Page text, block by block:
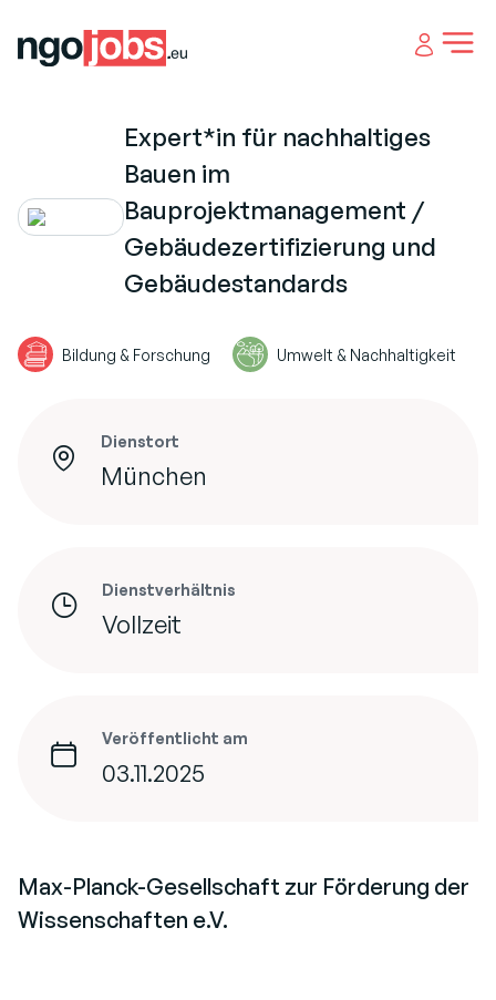
Open
Expert*in für nachhaltiges
Bauen im
Bauprojektmanagement /
Gebäudezertifizierung und
Gebäudestandards
Bildung & Forschung Umwelt & Nachhaltigkeit
Dienstort
München
Dienstverhältnis
Vollzeit
Veröffentlicht am
03.11.2025
Max-Planck-Gesellschaft zur Förderung der
Wissenschaften e.V.